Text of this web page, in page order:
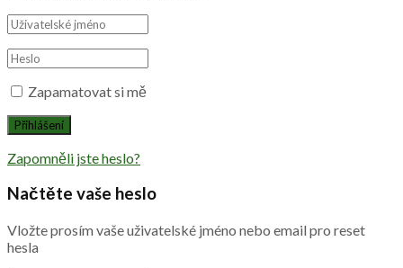
Zapamatovat si mě
Zapomněli jste heslo?
Načtěte vaše heslo
Vložte prosím vaše uživatelské jméno nebo email pro reset
hesla